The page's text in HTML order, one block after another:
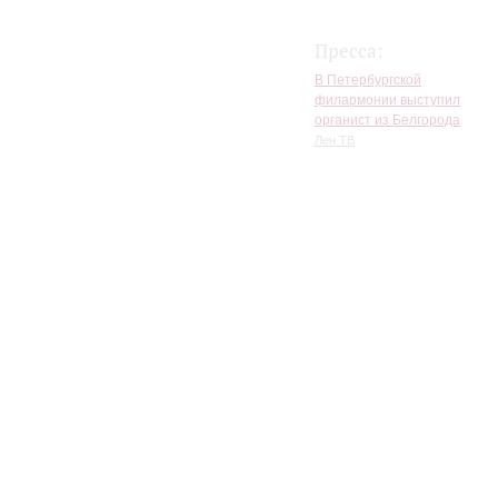
В Петербургской
филармонии выступил
органист из Белгорода
Лен ТВ